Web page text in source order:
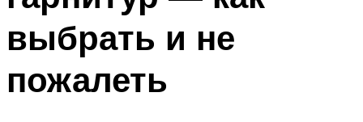
выбрать и не
пожалеть